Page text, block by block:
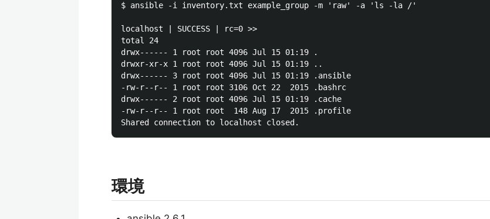
$ ansible -i inventory.txt example_group -m 'raw' -a 'ls -la /'
localhost | SUCCESS | rc=0 >>
total 24
drwx------ 1 root root 4096 Jul 15 01:19 .
drwxr-xr-x 1 root root 4096 Jul 15 01:19 ..
drwx------ 3 root root 4096 Jul 15 01:19 .ansible
-rw-r--r-- 1 root root 3106 Oct 22  2015 .bashrc
drwx------ 2 root root 4096 Jul 15 01:19 .cache
-rw-r--r-- 1 root root  148 Aug 17  2015 .profile
環境